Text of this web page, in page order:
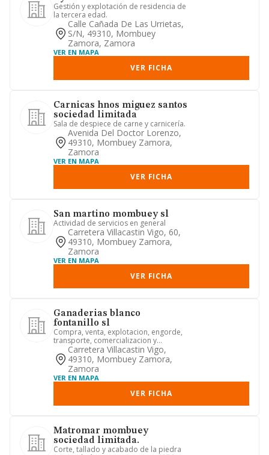
Gestión y explotación de residencia de
la tercera edad.
Calle Cañada De Las Urrietas,
S/n, 49310, Mombuey
Zamora, Zamora
VER EN MAPA
VER FICHA
Carnicas hnos miguez santos
sociedad limitada
Sala de despiece de carne y carnicería.
Avenida Del Doctor Lorenzo,
49310, Mombuey Zamora,
Zamora
VER EN MAPA
VER FICHA
San martino mombuey sl
Actividad de servicios en general
Carretera Villacastin Vigo, 60,
49310, Mombuey Zamora,
Zamora
VER EN MAPA
VER FICHA
Ganaderias blanco
fontanillo sl
Compra, venta, explotacion, engorde,
transporte, comercializacion y
distribucion de toda clase de g...
Carretera Villacastin Vigo,
49310, Mombuey Zamora,
Zamora
VER EN MAPA
VER FICHA
Matromar mombuey
sociedad limitada.
Corte, tallado y acabado de la piedra